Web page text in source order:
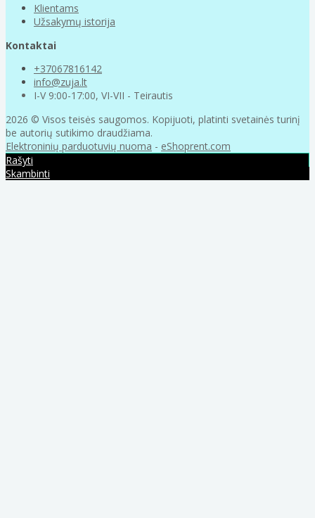
Klientams
Užsakymų istorija
Kontaktai
+37067816142
info@zuja.lt
I-V 9:00-17:00, VI-VII - Teirautis
2026 © Visos teisės saugomos. Kopijuoti, platinti svetainės turinį
be autorių sutikimo draudžiama.
Elektroninių parduotuvių nuoma - eShoprent.com
Rašyti
Skambinti